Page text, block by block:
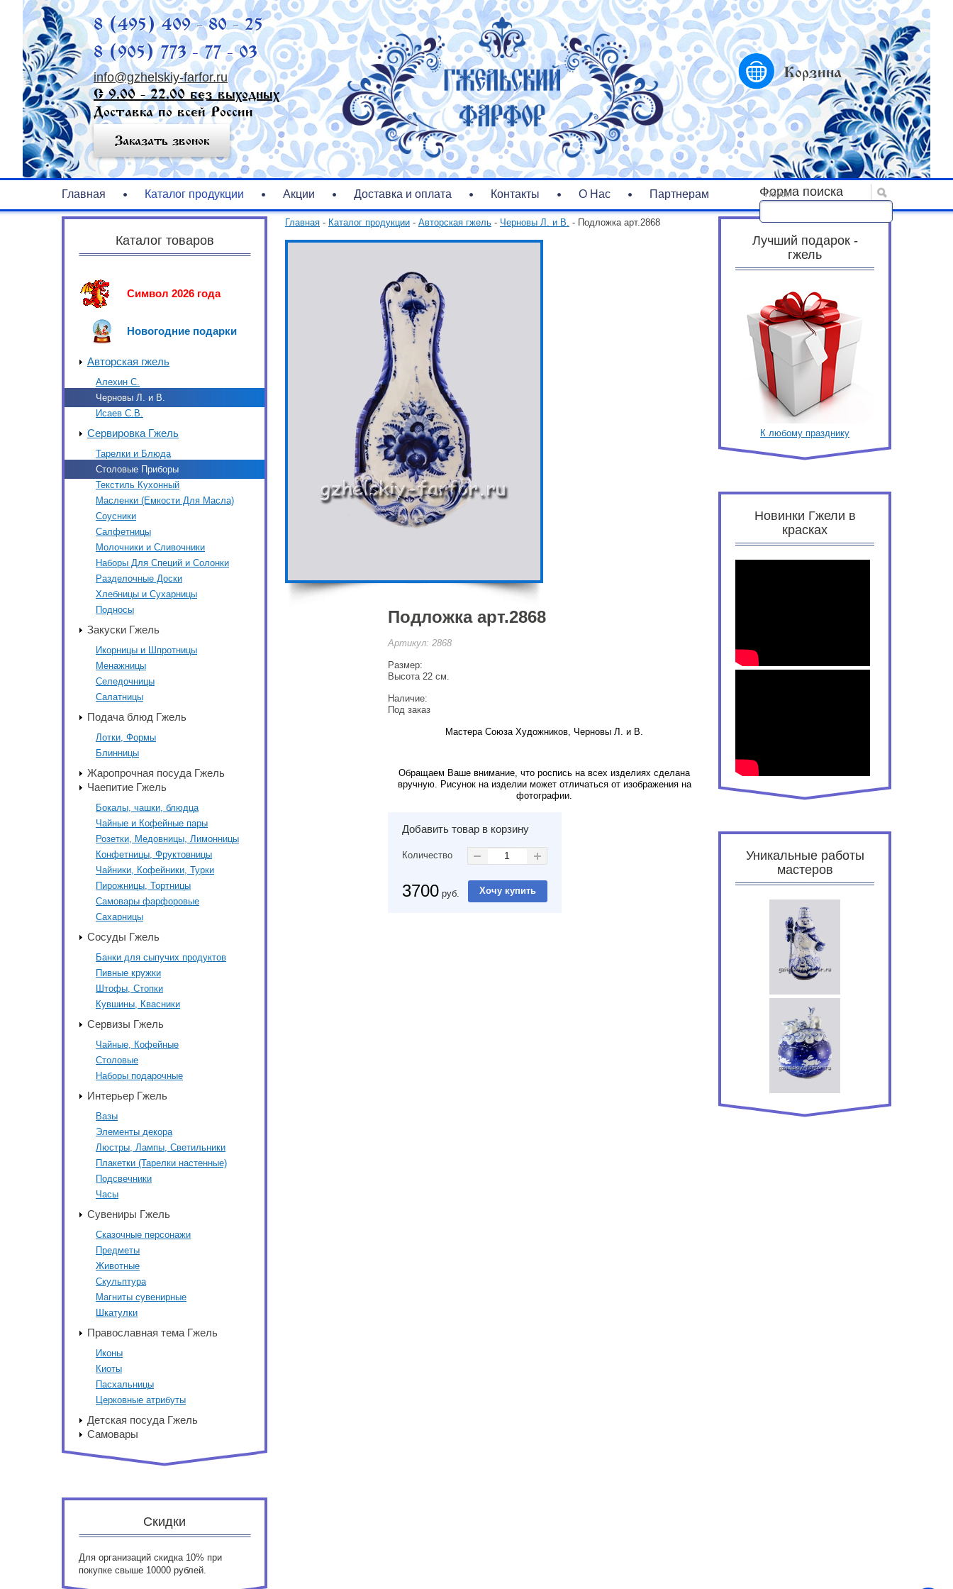
8 (495) 409 - 80 - 25
8 (905) 773 - 77 - 03
info@gzhelskiy-farfor.ru
С 9.00 - 22.00 без выходных
Доставка по всей России
Заказать звонок
Корзина
Главная Каталог продукции Акции Доставка и оплата Контакты О Нас Партнерам Форма поиска
Поиск
Каталог товаров
Символ 2026 года
Новогодние подарки
Авторская гжель
Алехин С.
Черновы Л. и В.
Исаев С.В.
Сервировка Гжель
Тарелки и Блюда
Столовые Приборы
Текстиль Кухонный
Масленки (Емкости Для Масла)
Соусники
Салфетницы
Молочники и Сливочники
Наборы Для Специй и Солонки
Разделочные Доски
Хлебницы и Сухарницы
Подносы
Закуски Гжель
Икорницы и Шпротницы
Менажницы
Селедочницы
Салатницы
Подача блюд Гжель
Лотки, Формы
Блинницы
Жаропрочная посуда Гжель
Чаепитие Гжель
Бокалы, чашки, блюдца
Чайные и Кофейные пары
Розетки, Медовницы, Лимонницы
Конфетницы, Фруктовницы
Чайники, Кофейники, Турки
Пирожницы, Тортницы
Самовары фарфоровые
Сахарницы
Сосуды Гжель
Банки для сыпучих продуктов
Пивные кружки
Штофы, Стопки
Кувшины, Квасники
Сервизы Гжель
Чайные, Кофейные
Столовые
Наборы подарочные
Интерьер Гжель
Вазы
Элементы декора
Люстры, Лампы, Светильники
Плакетки (Тарелки настенные)
Подсвечники
Часы
Сувениры Гжель
Сказочные персонажи
Предметы
Животные
Скульптура
Магниты сувенирные
Шкатулки
Православная тема Гжель
Иконы
Киоты
Пасхальницы
Церковные атрибуты
Детская посуда Гжель
Самовары
Скидки
Для организаций скидка 10% при
покупке свыше 10000 рублей.
Главная - Каталог продукции - Авторская гжель - Черновы Л. и В. - Подложка арт.2868
Подложка арт.2868
Артикул: 2868
Размер:
Высота 22 см.
Наличие:
Под заказ
Мастера Союза Художников, Черновы Л. и В.
Обращаем Ваше внимание, что роспись на всех изделиях сделана
вручную. Рисунок на изделии может отличаться от изображения на
фотографии.
Добавить товар в корзину
3700 руб.
Количество
Лучший подарок -
гжель
К любому празднику
Новинки Гжели в
красках
Уникальные работы
мастеров